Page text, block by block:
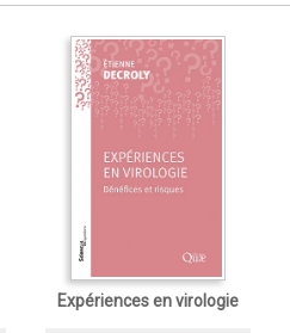
Expériences en virologie